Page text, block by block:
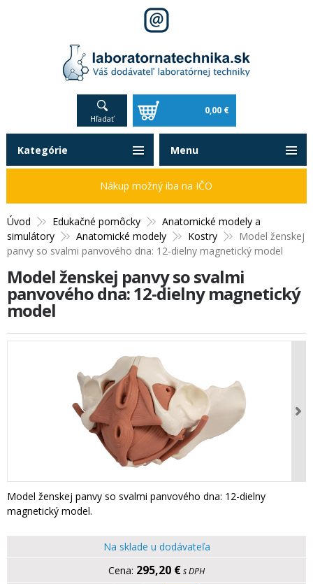
Hľadať
0,00 €
Úvod Edukačné pomôcky
Anatomické modely a
simulátory
Anatomické modely Kostry
Model ženskej
panvy so svalmi panvového dna: 12-dielny magnetický model
Model ženskej panvy so svalmi
panvového dna: 12-dielny magnetický
model
Model ženskej panvy so svalmi panvového dna: 12-dielny
magnetický model.
Na sklade u dodávateľa
295,20 €s DPH
Kategórie
Nákup možný iba na IČO
Menu